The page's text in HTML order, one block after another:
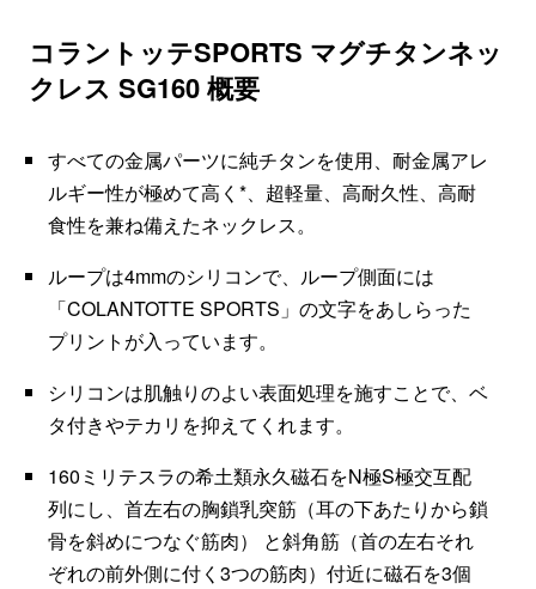
コラントッテSPORTS マグチタンネッ
クレス SG160 概要
すべての金属パーツに純チタンを使用、耐金属アレ
ルギー性が極めて高く*、超軽量、高耐久性、高耐
食性を兼ね備えたネックレス。
ループは4mmのシリコンで、ループ側面には
「COLANTOTTE SPORTS」の文字をあしらった
プリントが入っています。
シリコンは肌触りのよい表面処理を施すことで、ベ
タ付きやテカリを抑えてくれます。
160ミリテスラの希土類永久磁石をN極S極交互配
列にし、首左右の胸鎖乳突筋（耳の下あたりから鎖
骨を斜めにつなぐ筋肉） と斜角筋（首の左右それ
ぞれの前外側に付く3つの筋肉）付近に磁石を3個